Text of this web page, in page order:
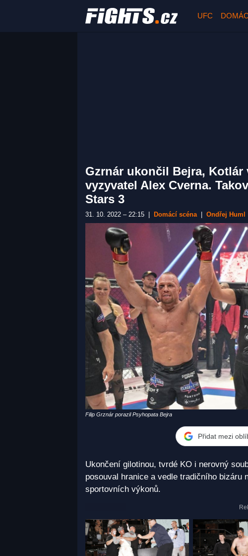
UFC
Gzrnár ukončil Bejra, Kotlár
vyzyvatel Alex Cverna.
Stars 3
31. 10. 2022 – 22:15 Domácí scéna Ondřej Huml
Filip Grznár porazil Psyhopata Bejra
Přidat mezi
Ukončení gilotinou, tvrdé KO i nerovný
posouval hranice a vedle tradičního
sportovních výkonů.